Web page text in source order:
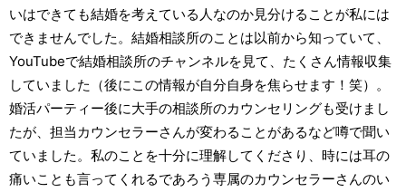
いはできても結婚を考えている人なのか見分けることが私には
できませんでした。結婚相談所のことは以前から知っていて、
YouTubeで結婚相談所のチャンネルを見て、たくさん情報収集
していました（後にこの情報が自分自身を焦らせます！笑）。
婚活パーティー後に大手の相談所のカウンセリングも受けまし
たが、担当カウンセラーさんが変わることがあるなど噂で聞い
ていました。私のことを十分に理解してくださり、時には耳の
痛いことも言ってくれるであろう専属のカウンセラーさんのい